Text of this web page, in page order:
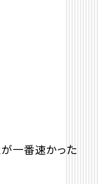
が一番速かった